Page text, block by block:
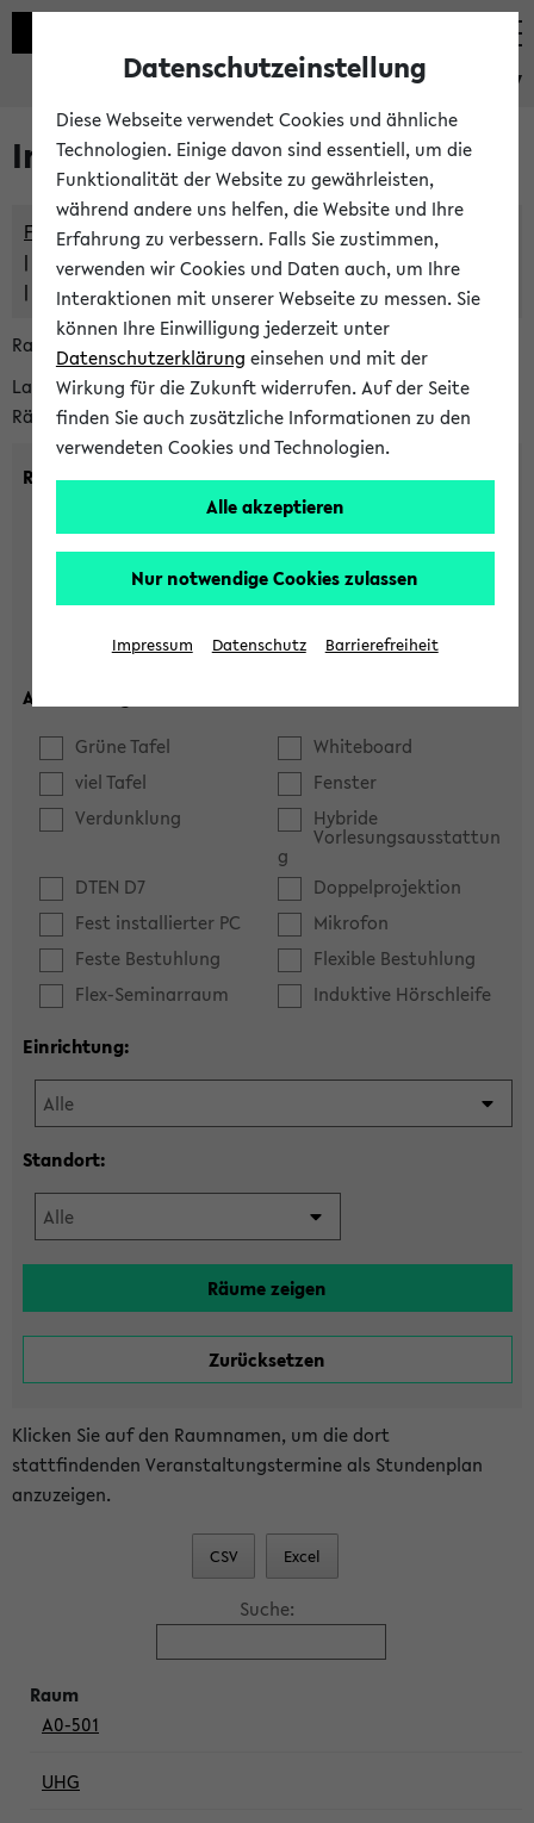
eKVV
Im eKVV verwaltete Räume
Freie Räume und Veranstaltungsüberschneidungen
Raumüberschneidungen
Hinweise der zentralen Raumvergabe
Raumanfragen:
raumvergabe@uni-bielefeld.de
Lassen Sie sich alle Räume anzeigen oder suchen Sie nach
Räumen mit bestimmten Eigenschaften:
Raumkriterien:
max. Plätze:
Ausstattung:
Grüne Tafel
Whiteboard
viel Tafel
Fenster
Verdunklung
Hybride
Vorlesungsausstattun
g
DTEN D7
Doppelprojektion
Fest installierter PC
Mikrofon
Feste Bestuhlung
Flexible Bestuhlung
Flex-Seminarraum
Induktive Hörschleife
Einrichtung:
Standort:
Klicken Sie auf den Raumnamen, um die dort
stattfindenden Veranstaltungstermine als Stundenplan
anzuzeigen.
CSV Excel
Suche:
A0-501
UHG
Datenschutzeinstellung
Diese Webseite verwendet Cookies und ähnliche
Technologien. Einige davon sind essentiell, um die
Funktionalität der Website zu gewährleisten,
während andere uns helfen, die Website und Ihre
Erfahrung zu verbessern. Falls Sie zustimmen,
verwenden wir Cookies und Daten auch, um Ihre
Interaktionen mit unserer Webseite zu messen. Sie
können Ihre Einwilligung jederzeit unter
Datenschutzerklärung einsehen und mit der
Wirkung für die Zukunft widerrufen. Auf der Seite
finden Sie auch zusätzliche Informationen zu den
verwendeten Cookies und Technologien.
Alle akzeptieren
Nur notwendige Cookies zulassen
Impressum Datenschutz Barrierefreiheit